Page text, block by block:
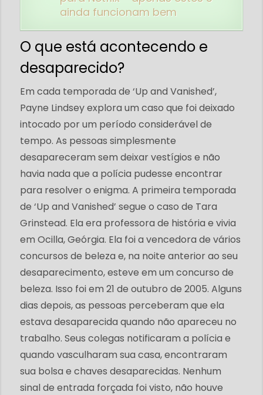
ainda funcionam bem
O que está acontecendo e
desaparecido?
Em cada temporada de ‘Up and Vanished’,
Payne Lindsey explora um caso que foi deixado
intocado por um período considerável de
tempo. As pessoas simplesmente
desapareceram sem deixar vestígios e não
havia nada que a polícia pudesse encontrar
para resolver o enigma. A primeira temporada
de ‘Up and Vanished’ segue o caso de Tara
Grinstead. Ela era professora de história e vivia
em Ocilla, Geórgia. Ela foi a vencedora de vários
concursos de beleza e, na noite anterior ao seu
desaparecimento, esteve em um concurso de
beleza. Isso foi em 21 de outubro de 2005. Alguns
dias depois, as pessoas perceberam que ela
estava desaparecida quando não apareceu no
trabalho. Seus colegas notificaram a polícia e
quando vasculharam sua casa, encontraram
sua bolsa e chaves desaparecidas. Nenhum
sinal de entrada forçada foi visto, não houve